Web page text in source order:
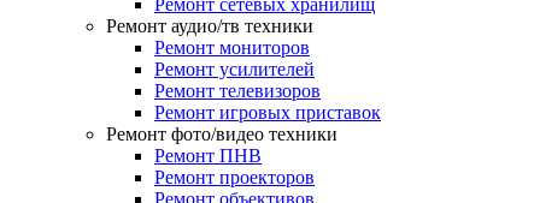
Ремонт сетевых хранилищ
Ремонт аудио/тв техники
Ремонт мониторов
Ремонт усилителей
Ремонт телевизоров
Ремонт игровых приставок
Ремонт фото/видео техники
Ремонт ПНВ
Ремонт проекторов
Ремонт объективов